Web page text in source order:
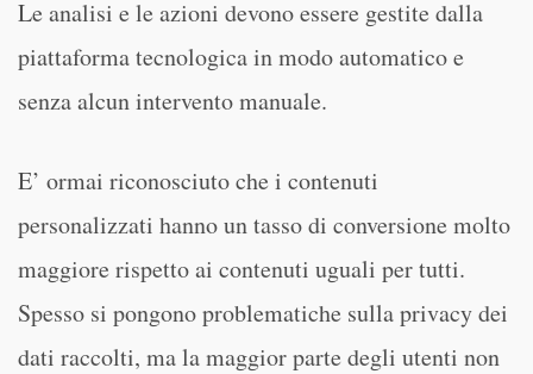
Le analisi e le azioni devono essere gestite dalla
piattaforma tecnologica in modo automatico e
senza alcun intervento manuale.
E’ ormai riconosciuto che i contenuti
personalizzati hanno un tasso di conversione molto
maggiore rispetto ai contenuti uguali per tutti.
Spesso si pongono problematiche sulla privacy dei
dati raccolti, ma la maggior parte degli utenti non